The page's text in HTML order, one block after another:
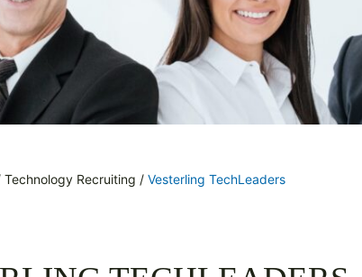
Technology Recruiting / Vesterling TechLeaders